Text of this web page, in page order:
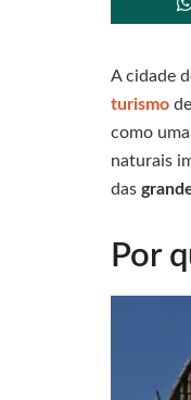
A cidade
turismo
como
naturais
das
Por